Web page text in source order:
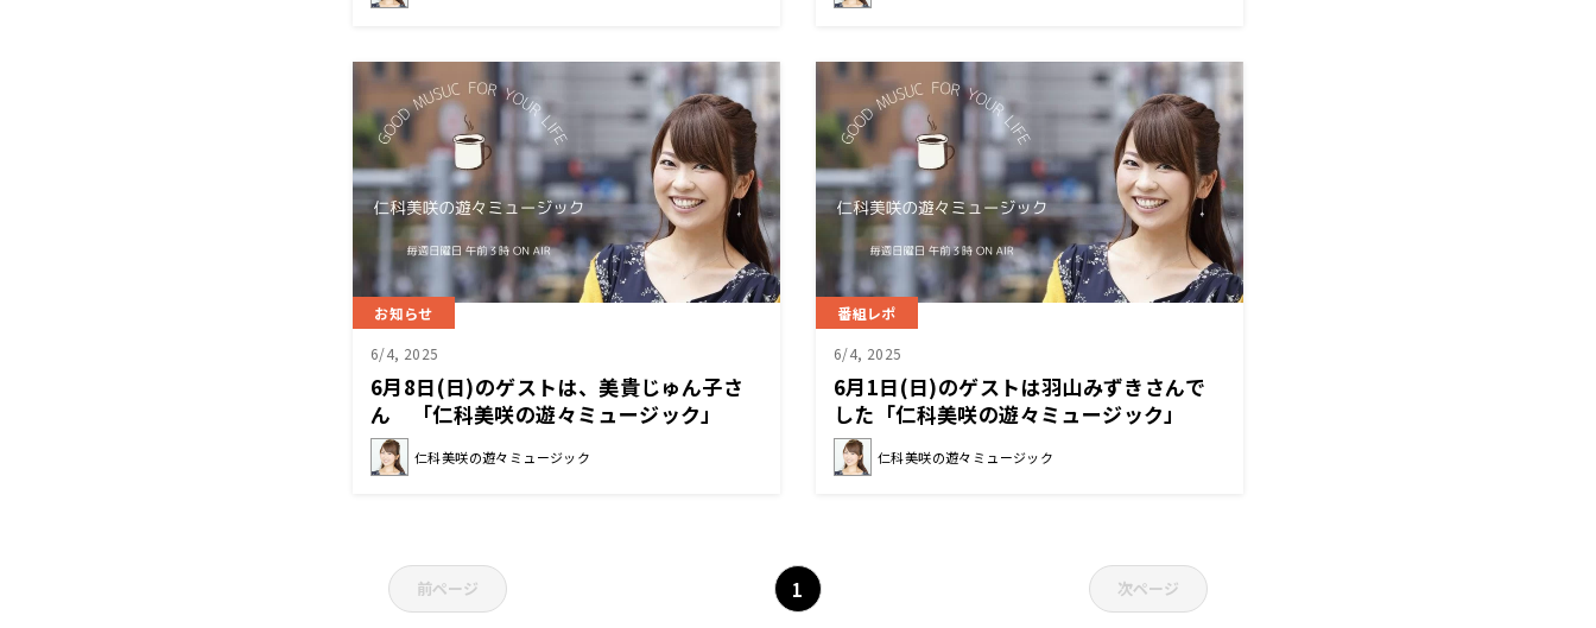
お知らせ
6/4, 2025
6月8日(日)のゲストは、美貴じゅん子さ
ん 「仁科美咲の遊々ミュージック」
仁科美咲の遊々ミュージック
番組レポ
6/4, 2025
6月1日(日)のゲストは羽山みずきさんで
した「仁科美咲の遊々ミュージック」
仁科美咲の遊々ミュージック
前ページ 1 次ページ